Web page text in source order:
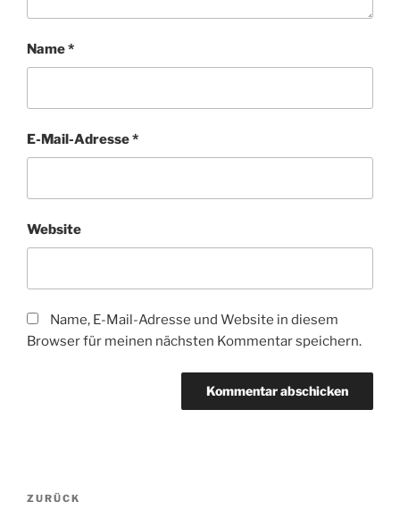
Name*
E-Mail-Adresse*
Website
Name, E-Mail-Adresse und Website in diesem
Browser für meinen nächsten Kommentar speichern.
Beitragsnavigation
Vorheriger
ZURÜCK